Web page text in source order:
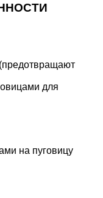
для
на пуговицу